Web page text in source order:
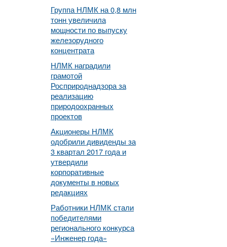
Группа НЛМК на 0,8 млн
тонн увеличила
мощности по выпуску
железорудного
концентрата
НЛМК наградили
грамотой
Росприроднадзора за
реализацию
природоохранных
проектов
Акционеры НЛМК
одобрили дивиденды за
3 квартал 2017 года и
утвердили
корпоративные
документы в новых
редакциях
Работники НЛМК стали
победителями
регионального конкурса
«Инженер года»